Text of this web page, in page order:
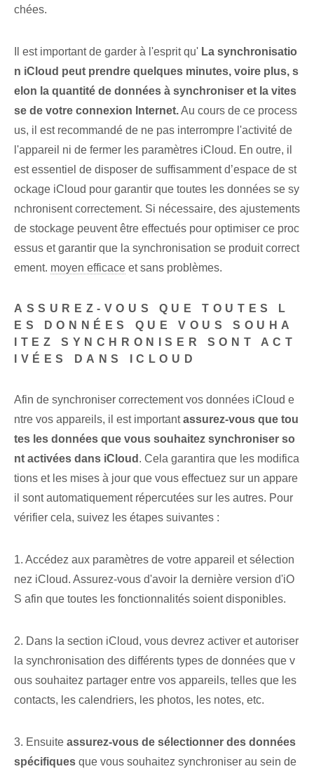
chées.
Il est important de garder à l'esprit qu' La synchronisatio
n iCloud peut prendre quelques minutes, voire plus, s
elon la quantité de données à synchroniser et la vites
se de votre connexion Internet.Au cours de ce process
us, il est recommandé de ne pas interrompre l'activité de
l'appareil ni de fermer les paramètres iCloud. ​En outre, il
est essentiel de disposer de suffisamment d’espace de st
ockage iCloud pour garantir que toutes les données se sy
nchronisent correctement. Si nécessaire, des ajustements
de stockage peuvent être effectués pour optimiser ce proc
essus et garantir que la synchronisation se produit correct
ement. moyen efficace et sans problèmes.
ASSUREZ-VOUS QUE TOUTES L
ES DONNÉES QUE VOUS SOUHA
ITEZ SYNCHRONISER SONT ACT
IVÉES DANS ICLOUD
Afin de synchroniser correctement vos ⁤données iCloud e
ntre‌ vos appareils, il est importantassurez-vous que tou
tes les données que vous souhaitez synchroniser⁢ so
nt activées dans iCloud . Cela garantira que les modifica
tions et les mises à jour que vous effectuez sur un appare
il sont automatiquement répercutées sur les autres. Pour
vérifier cela, suivez les étapes suivantes :
1. Accédez aux paramètres de votre appareil et sélection
nez iCloud. Assurez-vous d'avoir la dernière version d'iO
S afin que toutes les fonctionnalités soient disponibles.
2. Dans la section iCloud, vous devrez activer et autoriser
la synchronisation des différents types de données que v
ous souhaitez partager entre vos appareils, telles que les
contacts, les calendriers, les photos, les notes, etc.
3. Ensuite assurez-vous de sélectionner des données
spécifiques que vous souhaitez synchroniser au sein de